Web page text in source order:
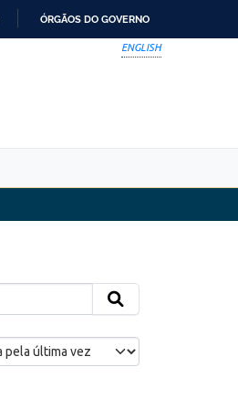
ÓRGÃOS DO GOVERNO
ENGLISH